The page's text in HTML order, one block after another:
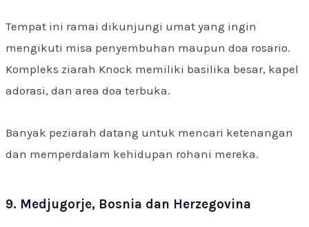
Tempat ini ramai dikunjungi umat yang ingin
mengikuti misa penyembuhan maupun doa rosario.
Kompleks ziarah Knock memiliki basilika besar, kapel
adorasi, dan area doa terbuka.
Banyak peziarah datang untuk mencari ketenangan
dan memperdalam kehidupan rohani mereka.
9. Medjugorje, Bosnia dan Herzegovina